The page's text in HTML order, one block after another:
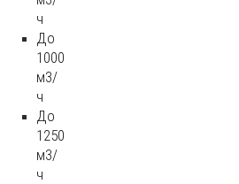
ч
До
1000
м3/
ч
До
1250
м3/
ч